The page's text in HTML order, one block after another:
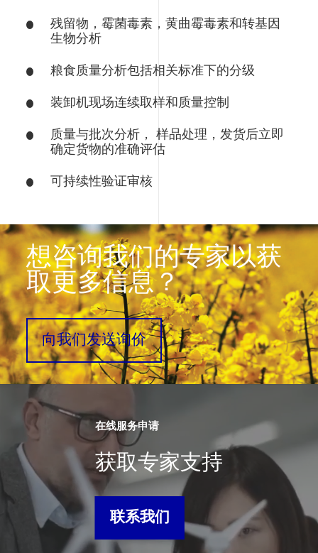
残留物，霉菌毒素，黄曲霉毒素和转基因
生物分析
粮食质量分析包括相关标准下的分级
装卸机现场连续取样和质量控制
质量与批次分析， 样品处理，发货后立即
确定货物的准确评估
可持续性验证审核
想咨询我们的专家以获
取更多信息？
向我们发送询价
在线服务申请
获取专家支持
联系我们